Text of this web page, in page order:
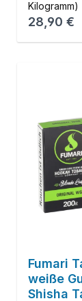
Kilogramm)
Regulärer
28,90 €
Fumari
weiße
Shisha